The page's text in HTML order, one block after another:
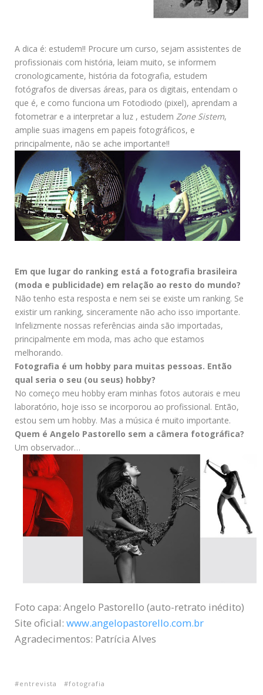
A dica é: estudem!! Procure um curso, sejam assistentes de
profissionais com história, leiam muito, se informem
cronologicamente, história da fotografia, estudem
fotógrafos de diversas áreas, para os digitais, entendam o
que é, e como funciona um Fotodiodo (pixel), aprendam a
fotometrar e a interpretar a luz , estudem Zone Sistem,
amplie suas imagens em papeis fotográficos, e
principalmente, não se ache importante!!
Em que lugar do ranking está a fotografia brasileira
(moda e publicidade) em relação ao resto do mundo?
Não tenho esta resposta e nem sei se existe um ranking. Se
existir um ranking, sinceramente não acho isso importante.
Infelizmente nossas referências ainda são importadas,
principalmente em moda, mas acho que estamos
melhorando.
Fotografia é um hobby para muitas pessoas. Então
qual seria o seu (ou seus) hobby?
No começo meu hobby eram minhas fotos autorais e meu
laboratório, hoje isso se incorporou ao profissional. Então,
estou sem um hobby. Mas a música é muito importante.
Quem é Angelo Pastorello sem a câmera fotográfica?
Um observador…
Foto capa: Angelo Pastorello (auto-retrato inédito)
Site oficial: www.angelopastorello.com.br
Agradecimentos: Patrícia Alves
entrevista fotografia